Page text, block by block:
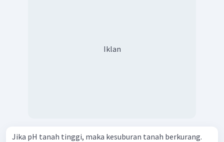
Iklan
Jika pH tanah tinggi, maka kesuburan tanah berkurang.